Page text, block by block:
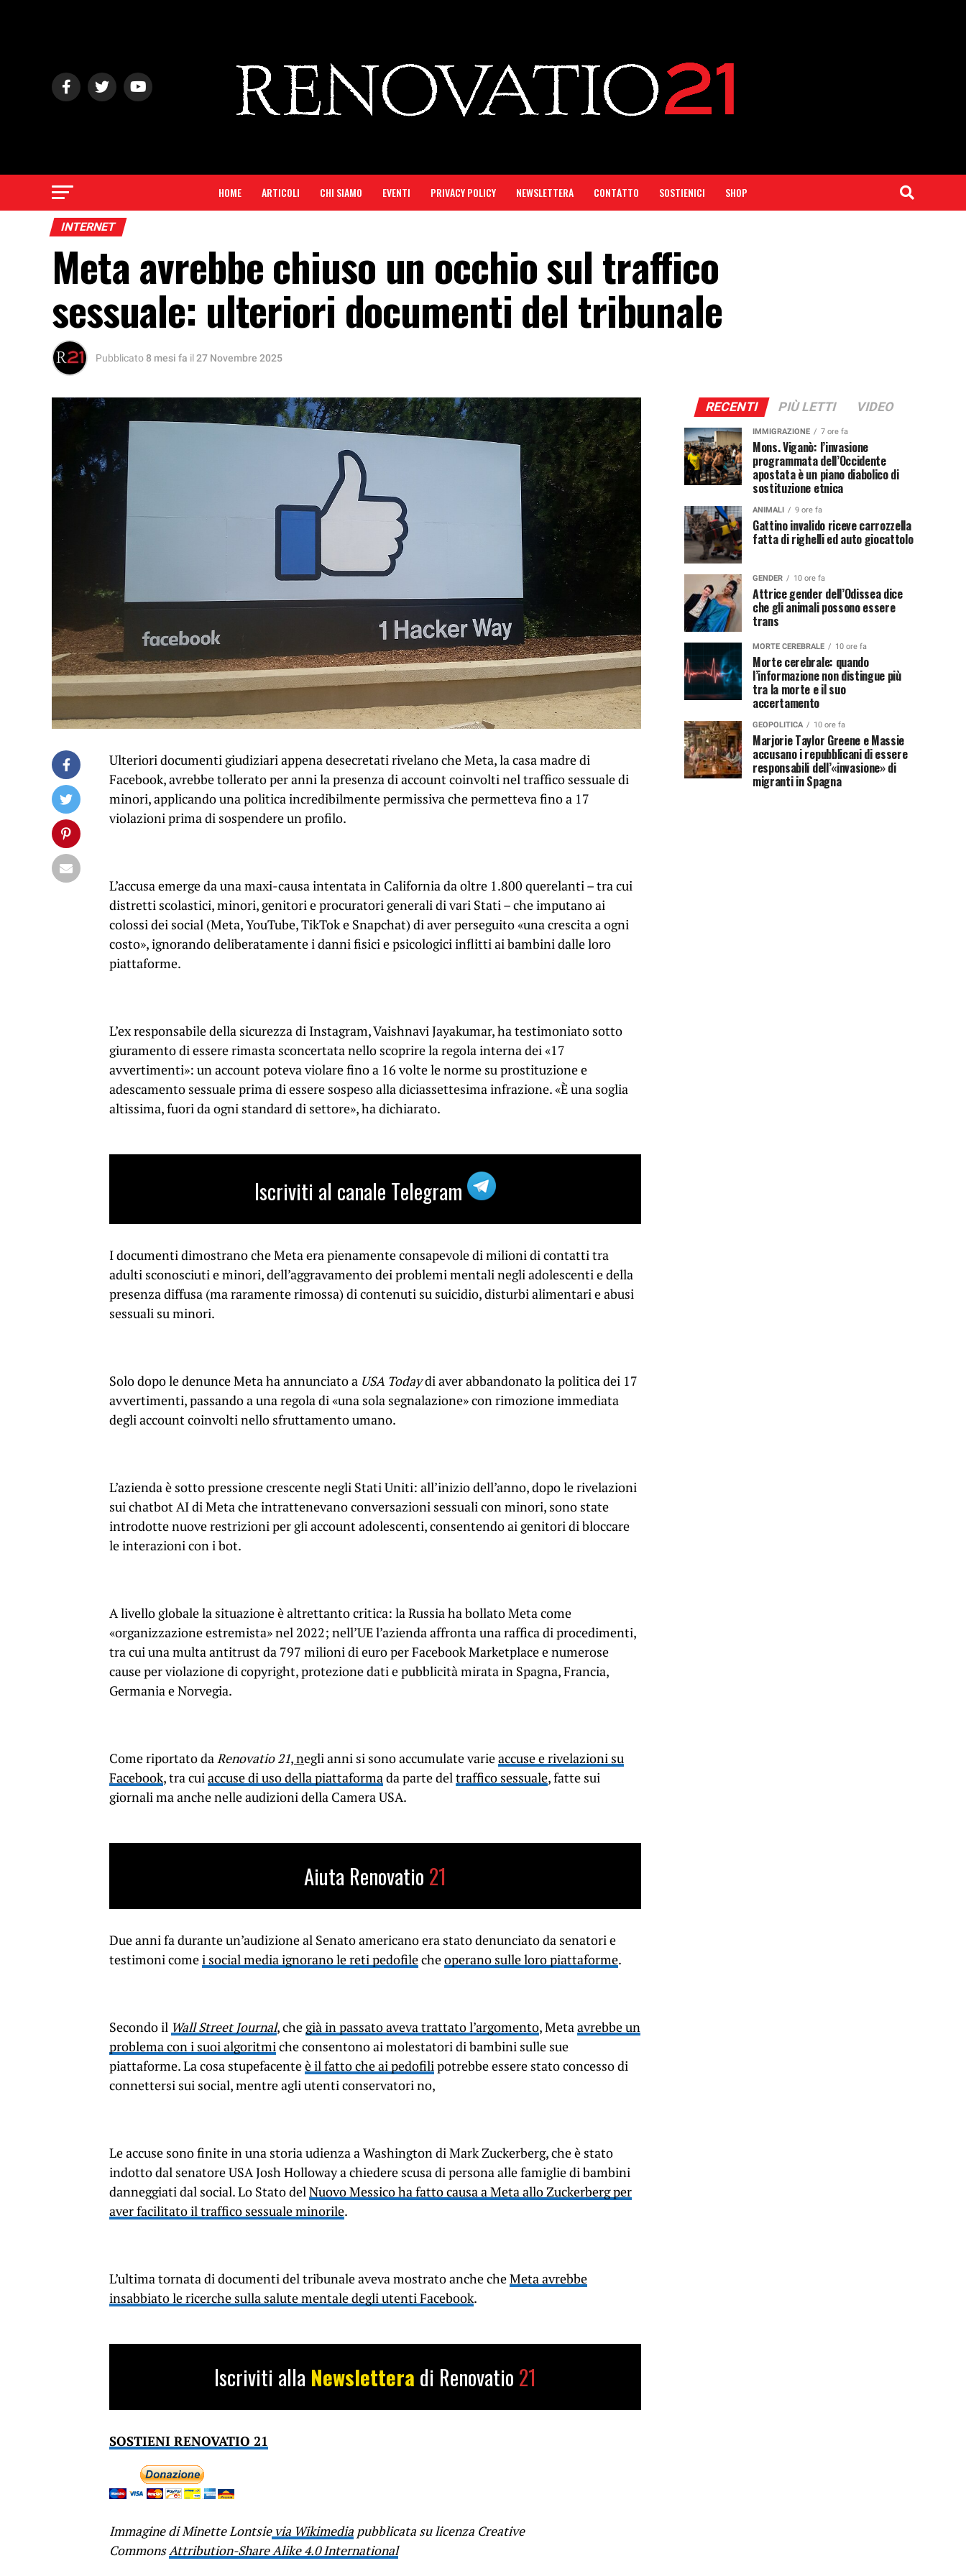
HOME ARTICOLI CHI SIAMO EVENTI PRIVACY POLICY NEWSLETTERA CONTATTO SOSTIENICI SHOP
INTERNET
Meta avrebbe chiuso un occhio sul traffico
sessuale: ulteriori documenti del tribunale
Pubblicato 8 mesi fa il27 Novembre 2025
Ulteriori documenti giudiziari appena desecretati rivelano che Meta, la casa madre di
Facebook, avrebbe tollerato per anni la presenza di account coinvolti nel traffico sessuale di
minori, applicando una politica incredibilmente permissiva che permetteva fino a 17
violazioni prima di sospendere un profilo.
L’accusa emerge da una maxi-causa intentata in California da oltre 1.800 querelanti – tra cui
distretti scolastici, minori, genitori e procuratori generali di vari Stati – che imputano ai
colossi dei social (Meta, YouTube, TikTok e Snapchat) di aver perseguito «una crescita a ogni
costo», ignorando deliberatamente i danni fisici e psicologici inflitti ai bambini dalle loro
piattaforme.
L’ex responsabile della sicurezza di Instagram, Vaishnavi Jayakumar, ha testimoniato sotto
giuramento di essere rimasta sconcertata nello scoprire la regola interna dei «17
avvertimenti»: un account poteva violare fino a 16 volte le norme su prostituzione e
adescamento sessuale prima di essere sospeso alla diciassettesima infrazione. «È una soglia
altissima, fuori da ogni standard di settore», ha dichiarato.
Iscriviti al canale Telegram
I documenti dimostrano che Meta era pienamente consapevole di milioni di contatti tra
adulti sconosciuti e minori, dell’aggravamento dei problemi mentali negli adolescenti e della
presenza diffusa (ma raramente rimossa) di contenuti su suicidio, disturbi alimentari e abusi
sessuali su minori.
Solo dopo le denunce Meta ha annunciato a USA Todaydi aver abbandonato la politica dei 17
avvertimenti, passando a una regola di «una sola segnalazione» con rimozione immediata
degli account coinvolti nello sfruttamento umano.
L’azienda è sotto pressione crescente negli Stati Uniti: all’inizio dell’anno, dopo le rivelazioni
sui chatbot AI di Meta che intrattenevano conversazioni sessuali con minori, sono state
introdotte nuove restrizioni per gli account adolescenti, consentendo ai genitori di bloccare
le interazioni con i bot.
A livello globale la situazione è altrettanto critica: la Russia ha bollato Meta come
«organizzazione estremista» nel 2022; nell’UE l’azienda affronta una raffica di procedimenti,
tra cui una multa antitrust da 797 milioni di euro per Facebook Marketplace e numerose
cause per violazione di copyright, protezione dati e pubblicità mirata in Spagna, Francia,
Germania e Norvegia.
Come riportato daRenovatio 21, negli anni si sono accumulate varieaccuse e rivelazioni su
Facebook, tra cuiaccuse di uso della piattaformada parte deltraffico sessuale, fatte sui
giornali ma anche nelle audizioni della Camera USA.
Aiuta Renovatio 21
Due anni fa durante un’audizione al Senato americano era stato denunciato da senatori e
testimoni comei social media ignorano le reti pedofilecheoperano sulle loro piattaforme.
Secondo il Wall Street Journal, che già in passato aveva trattato l’argomento, Metaavrebbe un
problema con i suoi algoritmiche consentono ai molestatori di bambini sulle sue
piattaforme. La cosa stupefacenteè il fatto che ai pedofilipotrebbe essere stato concesso di
connettersi sui social, mentre agli utenti conservatori no,
Le accuse sono finite in una storia udienza a Washington di Mark Zuckerberg, che è stato
indotto dal senatore USA Josh Holloway a chiedere scusa di persona alle famiglie di bambini
danneggiati dal social. Lo Stato delNuovo Messico ha fatto causa a Meta allo Zuckerberg per
aver facilitato il traffico sessuale minorile.
L’ultima tornata di documenti del tribunale aveva mostrato anche cheMeta avrebbe
insabbiato le ricerche sulla salute mentale degli utenti Facebook.
Iscriviti alla Newslettera di Renovatio 21
SOSTIENI RENOVATIO 21
Immagine di Minette Lontsievia Wikimedia pubblicata su licenza Creative
CommonsAttribution-Share Alike 4.0 International
RECENTI PIÙ LETTI VIDEO
IMMIGRAZIONE 7 ore fa
Mons. Viganò: l’invasione
programmata dell’Occidente
apostata è un piano diabolico di
sostituzione etnica
ANIMALI 9 ore fa
Gattino invalido riceve carrozzella
fatta di righelli ed auto giocattolo
GENDER 10 ore fa
Attrice gender dell’Odissea dice
che gli animali possono essere
trans
MORTE CEREBRALE 10 ore fa
Morte cerebrale: quando
l’informazione non distingue più
tra la morte e il suo
accertamento
GEOPOLITICA 10 ore fa
Marjorie Taylor Greene e Massie
accusano i repubblicani di essere
responsabili dell’«invasione» di
migranti in Spagna